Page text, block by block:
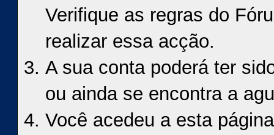
Verifique as regras do
realizar essa acção.
A sua conta poderá ter
ou ainda se encontra a
Você acedeu a esta